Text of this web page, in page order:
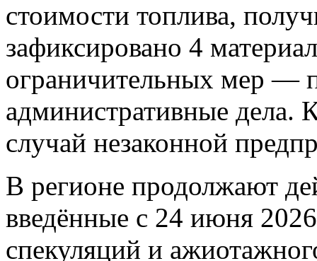
стоимости топлива,
зафиксировано 4
ограничительных мер —
административные дела.
случай незаконной
В регионе продолжают
введённые с 24 июня
спекуляций и